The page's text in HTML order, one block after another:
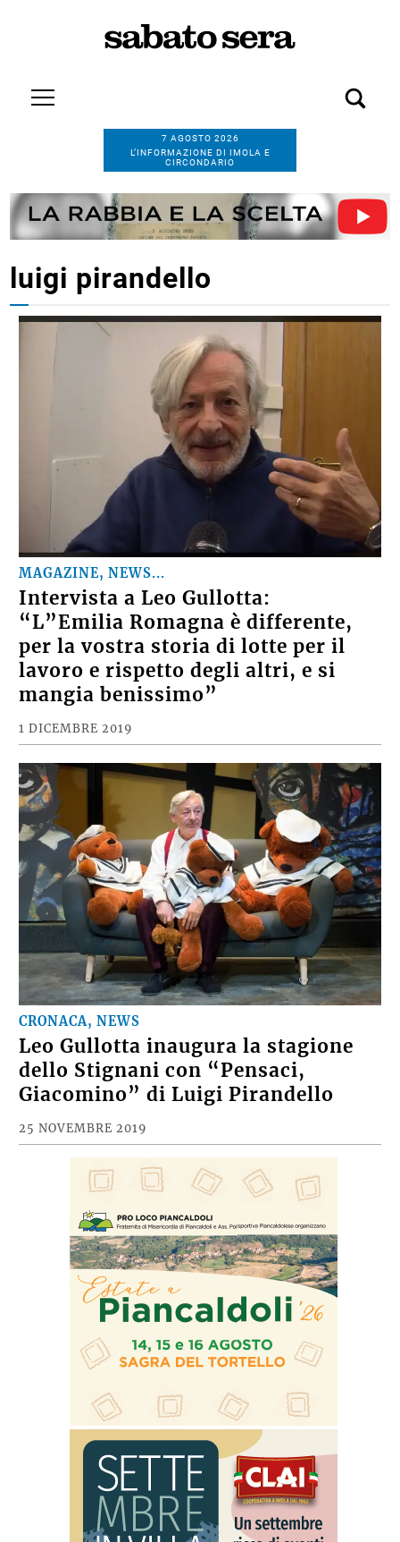
7 AGOSTO 2026
L’INFORMAZIONE DI IMOLA E
CIRCONDARIO
luigi pirandello
MAGAZINE, NEWS...
Intervista a Leo Gullotta:
“L”Emilia Romagna è differente,
per la vostra storia di lotte per il
lavoro e rispetto degli altri, e si
mangia benissimo”
1 DICEMBRE 2019
CRONACA, NEWS
Leo Gullotta inaugura la stagione
dello Stignani con “Pensaci,
Giacomino” di Luigi Pirandello
25 NOVEMBRE 2019